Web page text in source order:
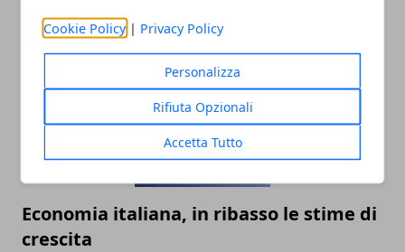
Cookie Policy | Privacy Policy
Personalizza
Rifiuta Opzionali
Accetta Tutto
30/03/2019
Economia italiana, in ribasso le stime di
crescita